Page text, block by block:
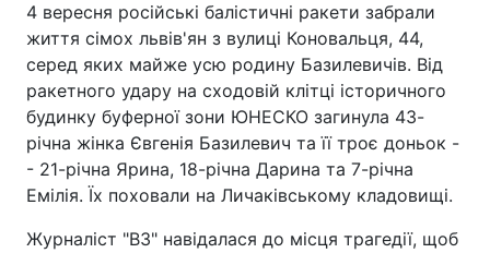
4 вересня російські балістичні ракети забрали
життя сімох львів'ян з вулиці Коновальця, 44,
серед яких майже усю родину Базилевичів. Від
ракетного удару на сходовій клітці історичного
будинку буферної зони ЮНЕСКО загинула 43-
річна жінка Євгенія Базилевич та її троє доньок -
- 21-річна Ярина, 18-річна Дарина та 7-річна
Емілія. Їх поховали на Личаківському кладовищі.
Журналіст "ВЗ" навідалася до місця трагедії, щоб